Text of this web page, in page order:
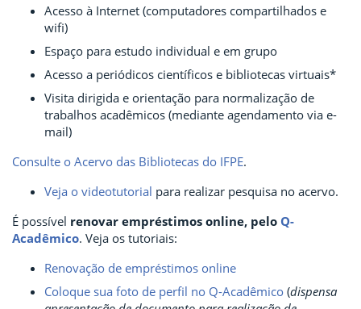
Acesso à Internet (computadores compartilhados e
wifi)
Espaço para estudo individual e em grupo
Acesso a periódicos científicos e bibliotecas virtuais*
Visita dirigida e orientação para normalização de
trabalhos acadêmicos (mediante agendamento via e-
mail)
Consulte o Acervo das Bibliotecas do IFPE.
Veja o videotutorial para realizar pesquisa no acervo.
É possível renovar empréstimos online, pelo Q-
Acadêmico. Veja os tutoriais:
Renovação de empréstimos online
Coloque sua foto de perfil no Q-Acadêmico (dispensa